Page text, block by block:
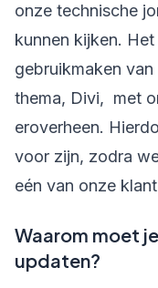
onze technische
kunnen kijken.
gebruikmaken
thema, Divi, met
eroverheen.
voor zijn, zodra
eén van onze
Waarom moet
updaten?